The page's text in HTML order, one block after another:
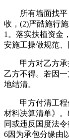
所有墙面找平
收，(2)严酷施行
1。落实扶植资金
安施工操做规范、
甲方对乙方承担
乙方不得。若因
地结清。
甲方付清工程
材料决算清单》
同或违反国度法
6因为承包分缘由